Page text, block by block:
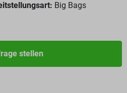
Big Bags
stellen